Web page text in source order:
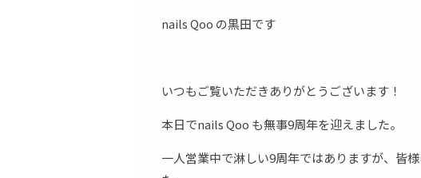
nails Qoo の黒田です
いつもご覧いただきありがとうございます！
本日でnails Qoo も無事9周年を迎えました。
一人営業中で淋しい9周年ではありますが、皆